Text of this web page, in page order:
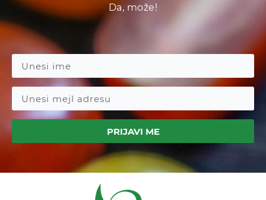
Da, može!
PRIJAVI ME